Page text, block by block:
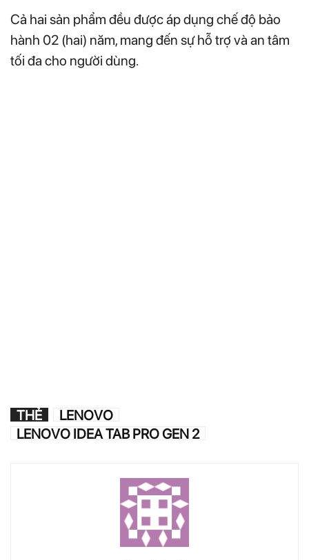
Cả hai sản phẩm đều được áp dụng chế độ bảo
hành 02 (hai) năm, mang đến sự hỗ trợ và an tâm
tối đa cho người dùng.
THẺ
LENOVO
LENOVO IDEA TAB PRO GEN 2